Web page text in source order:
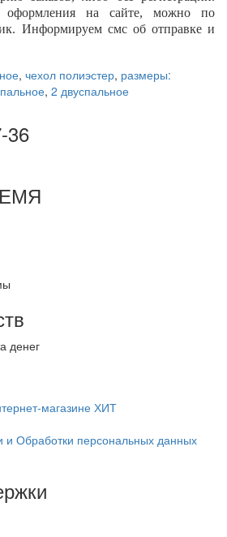
оформления на сайте, можно по
Информируем смс об отправке и
, чехол полиэстер, размеры:
, 2 двуспальное
36
денег
магазине ХИТ
и Обработки персональных данных